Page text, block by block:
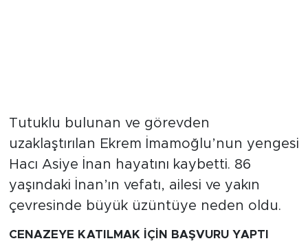
Tutuklu bulunan ve görevden
uzaklaştırılan Ekrem İmamoğlu’nun yengesi
Hacı Asiye İnan hayatını kaybetti. 86
yaşındaki İnan’ın vefatı, ailesi ve yakın
çevresinde büyük üzüntüye neden oldu.
CENAZEYE KATILMAK İÇİN BAŞVURU YAPTI